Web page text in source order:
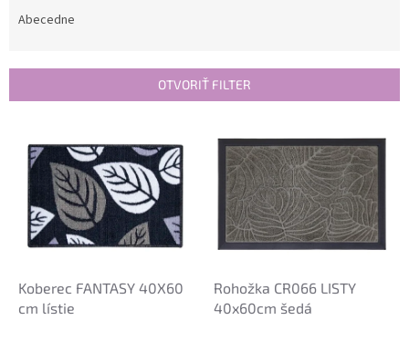
p
Abecedne
OTVORIŤ FILTER
Koberec FANTASY 40X60
cm lístie
Rohožka CR066 LISTY
40x60cm šedá